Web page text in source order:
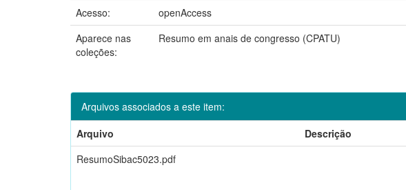
Acesso:
openAccess
Aparece nas
coleções:
Resumo em anais de congresso (CPATU)
Arquivos associados a este item:
Arquivo
Descrição
ResumoSibac5023.pdf